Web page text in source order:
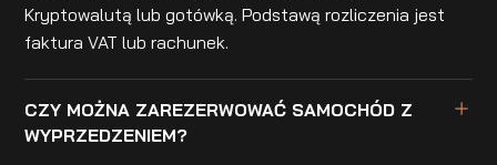
Kryptowalutą lub gotówką. Podstawą rozliczenia jest
faktura VAT lub rachunek.
CZY MOŻNA ZAREZERWOWAĆ SAMOCHÓD Z
WYPRZEDZENIEM?